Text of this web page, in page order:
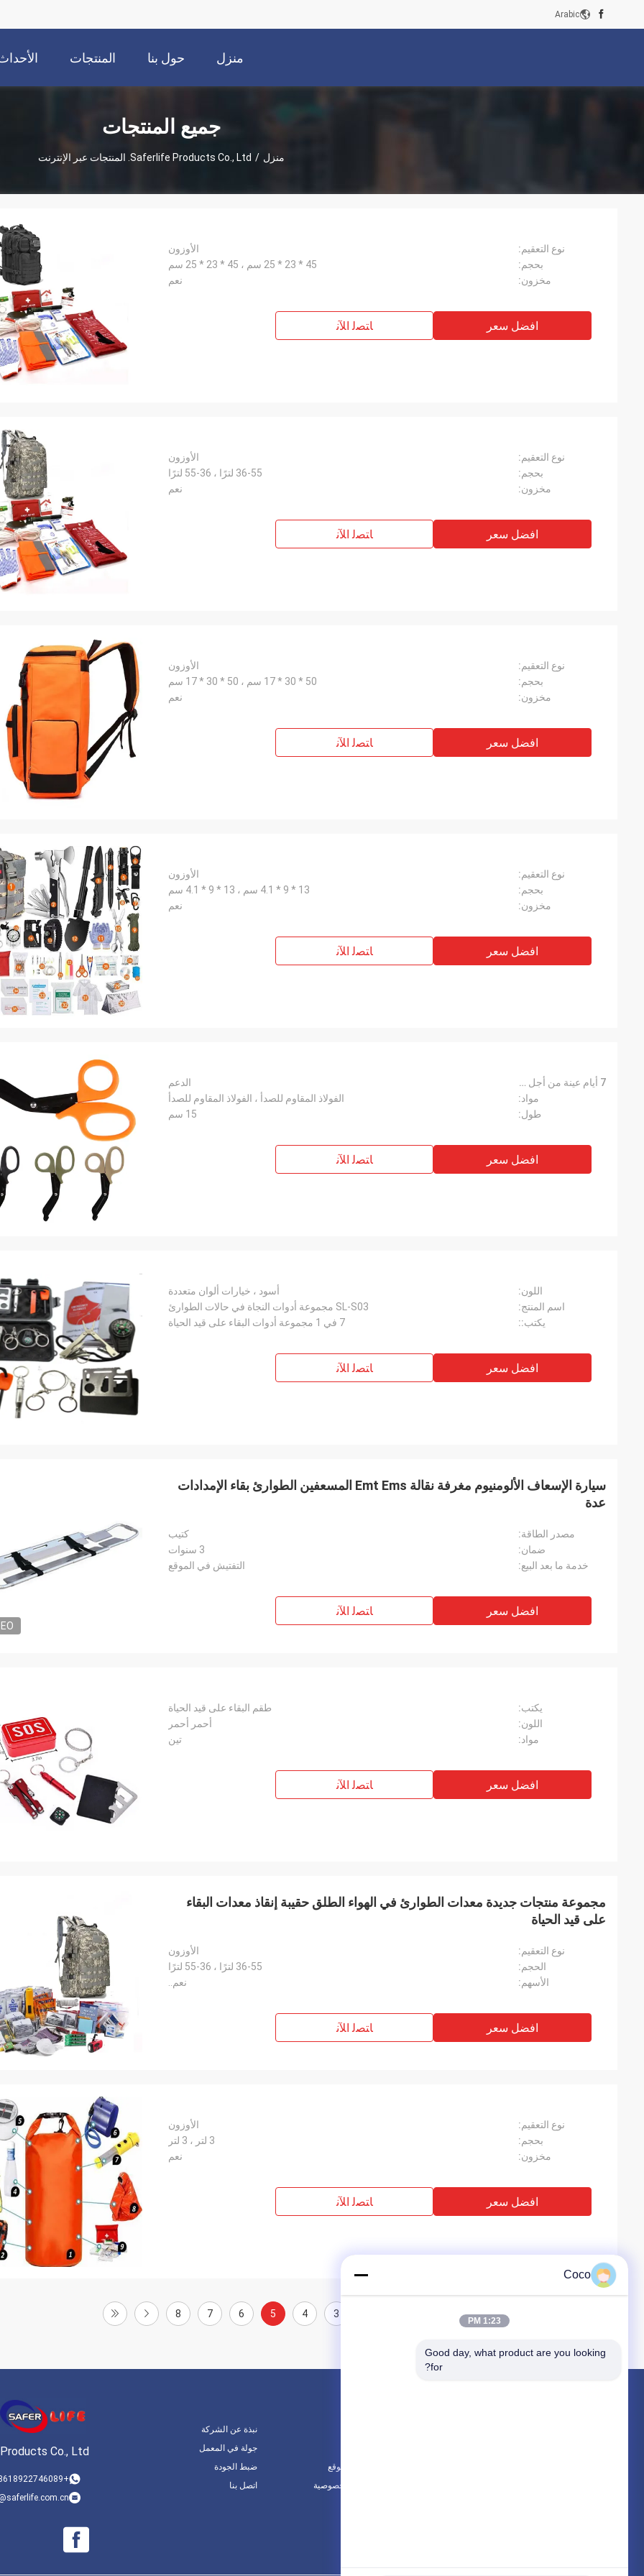
Arabic
منزل حول بنا المنتجات
جميع المنتجات
منزل / Saferlife Products Co., Ltd. المنتجات عبر الإنترنت
نوع التعقيم:
الأوزون
بحجم:
45 * 23 * 25 سم ، 45 * 23 * 25 سم
مخزون:
نعم
افضل سعر ﺎﺘﺼﻟ ﺍﻶﻧ
نوع التعقيم:
الأوزون
بحجم:
36-55 لترًا ، 36-55 لترًا
مخزون:
نعم
افضل سعر ﺎﺘﺼﻟ ﺍﻶﻧ
نوع التعقيم:
الأوزون
بحجم:
50 * 30 * 17 سم ، 50 * 30 * 17 سم
مخزون:
نعم
افضل سعر ﺎﺘﺼﻟ ﺍﻶﻧ
نوع التعقيم:
الأوزون
بحجم:
13 * 9 * 4.1 سم ، 13 * 9 * 4.1 سم
مخزون:
نعم
افضل سعر ﺎﺘﺼﻟ ﺍﻶﻧ
7 أيام عينة من أجل مهلة:
الدعم
مواد:
الفولاذ المقاوم للصدأ ، الفولاذ المقاوم للصدأ
طول:
15 سم
افضل سعر ﺎﺘﺼﻟ ﺍﻶﻧ
اللون:
أسود ، خيارات ألوان متعددة
اسم المنتج:
SL-S03 مجموعة أدوات النجاة في حالات الطوارئ
يكتب::
7 في 1 مجموعة أدوات البقاء على قيد الحياة
افضل سعر ﺎﺘﺼﻟ ﺍﻶﻧ
سيارة الإسعاف الألومنيوم مغرفة نقالة Emt Ems المسعفين الطوارئ بقاء الإمدادات
عدة
مصدر الطاقة:
كتيب
ضمان:
3 سنوات
خدمة ما بعد البيع:
التفتيش في الموقع
افضل سعر ﺎﺘﺼﻟ ﺍﻶﻧ
يكتب:
طقم البقاء على قيد الحياة
اللون:
أحمر أحمر
مواد:
تين
افضل سعر ﺎﺘﺼﻟ ﺍﻶﻧ
مجموعة منتجات جديدة معدات الطوارئ في الهواء الطلق حقيبة إنقاذ معدات البقاء
على قيد الحياة
نوع التعقيم:
الأوزون
الحجم:
36-55 لترًا ، 36-55 لترًا
الأسهم:
نعم..
افضل سعر ﺎﺘﺼﻟ ﺍﻶﻧ
نوع التعقيم:
الأوزون
بحجم:
3 لتر ، 3 لتر
مخزون:
نعم
افضل سعر ﺎﺘﺼﻟ ﺍﻶﻧ
3
4
5
6
7
8
Co., Ltd.
+8618922746089
نبذة عن الشركة
جولة في المعمل
ضبط الجودة
اتصل بنا
خريطة الموقع
سياسة الخصوصية
Coco
1:23 PM
Good day, what product are you looking
for?